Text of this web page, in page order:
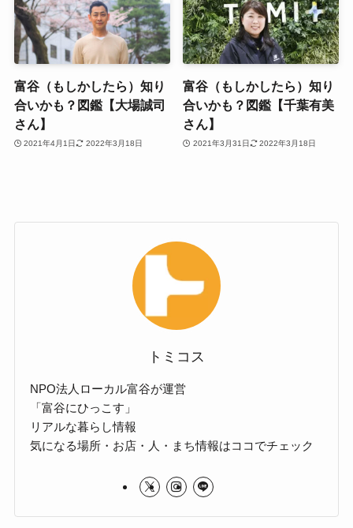
富谷（もしかしたら）知り
合いかも？図鑑【大場誠司
さん】
2021年4月1日 2022年3月18日
富谷（もしかしたら）知り
合いかも？図鑑【千葉有美
さん】
2021年3月31日 2022年3月18日
トミコス
NPO法人ローカル富谷が運営
「富谷にひっこす」
リアルな暮らし情報
気になる場所・お店・人・まち情報はココでチェック